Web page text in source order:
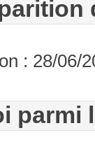
: 28/06/
parmi